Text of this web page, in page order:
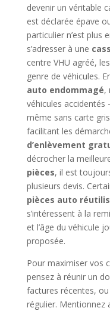
devenir un véritable
est déclarée épave
particulier n’est plus
s’adresser à une
centre VHU agréé,
genre de véhicules.
auto endommagé,
véhicules
même sans carte
facilitant les
d’enlèvement
décrocher la
pièces, il est
plusieurs devis.
pièces auto
s’intéressent à la
et l’âge du véhicule
proposée.
Pour maximiser vos
pensez à réunir un
factures récentes,
régulier. Mentionnez